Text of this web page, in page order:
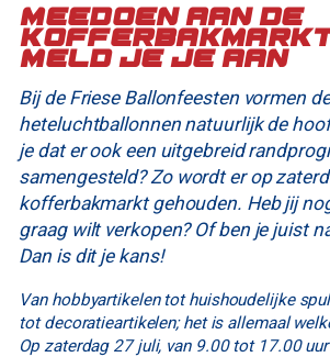
Meedoen aan de
meld je je aan
Bij de Friese Ballonfeesten vormen de
heteluchtballonnen natuurlijk de
je dat er ook een uitgebreid
samengesteld? Zo wordt er op
kofferbakmarkt gehouden. Heb jij
graag wilt verkopen? Of ben je juist
Dan is dit je kans!
Van hobbyartikelen tot huishoudelijke
tot decoratieartikelen; het is allemaal
Op zaterdag 27 juli, van 9.00 tot 17.00